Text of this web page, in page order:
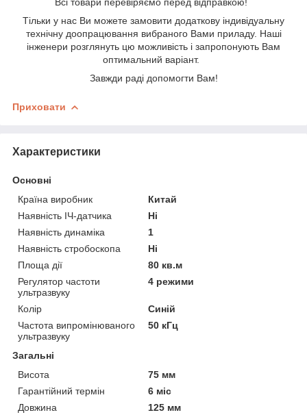
Тільки у нас Ви можете замовити додаткову індивідуальну
технічну доопрацювання вибраного Вами приладу. Наші
інженери розглянуть цю можливість і запропонують Вам
оптимальний варіант.
Завжди раді допомогти Вам!
Приховати
Характеристики
Основні
Країна виробник
Китай
Наявність ІЧ-датчика
Ні
Наявність динаміка
1
Наявність стробоскопа
Ні
Площа дії
80 кв.м
Регулятор частоти
ультразвуку
4 режими
Колір
Синій
Частота випромінюваного
ультразвуку
50 кГц
Загальні
Висота
75 мм
Гарантійний термін
6 міс
Довжина
125 мм